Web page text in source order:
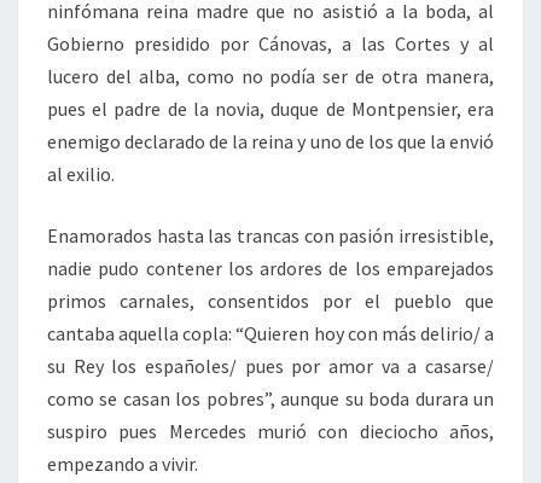
ninfómana reina madre que no asistió a la boda, al
Gobierno presidido por Cánovas, a las Cortes y al
lucero del alba, como no podía ser de otra manera,
pues el padre de la novia, duque de Montpensier, era
enemigo declarado de la reina y uno de los que la envió
al exilio.
Enamorados hasta las trancas con pasión irresistible,
nadie pudo contener los ardores de los emparejados
primos carnales, consentidos por el pueblo que
cantaba aquella copla: “Quieren hoy con más delirio/ a
su Rey los españoles/ pues por amor va a casarse/
como se casan los pobres”, aunque su boda durara un
suspiro pues Mercedes murió con dieciocho años,
empezando a vivir.